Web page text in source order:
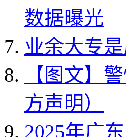
数据曝光
业余大专
【图文】
方声明）
2025年广